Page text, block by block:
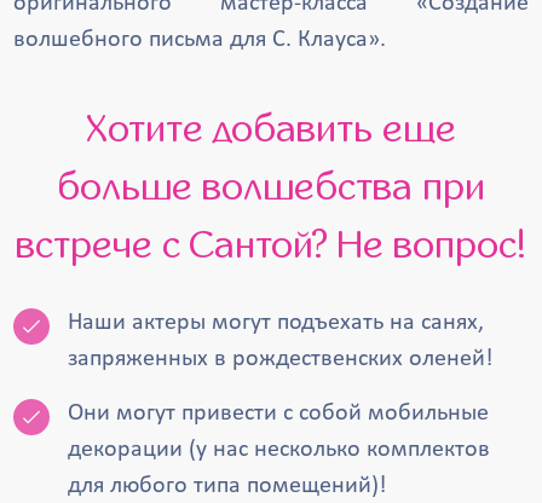
волшебного письма для С. Клауса».
Хотите добавить еще
больше волшебства при
встрече с Сантой? Не вопрос!
Наши актеры могут подъехать на санях,
запряженных в рождественских оленей!
Они могут привести с собой мобильные
декорации (у нас несколько комплектов
для любого типа помещений)!